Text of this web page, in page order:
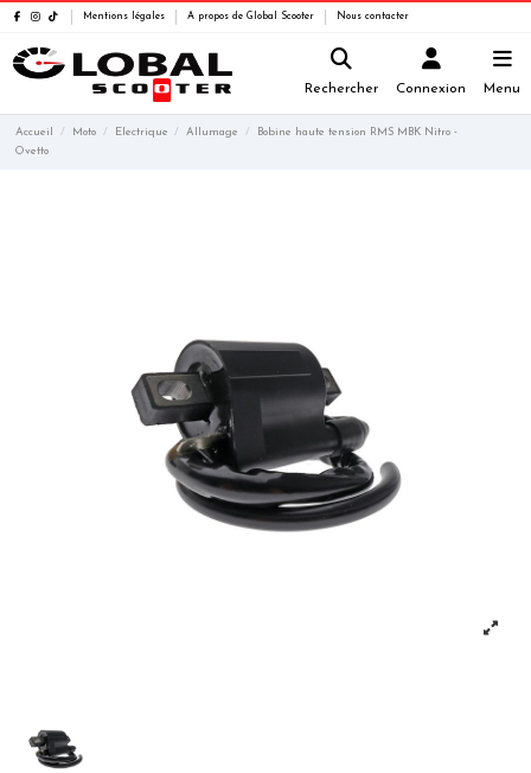
Mentions légales A propos de Global Scooter Nous contacter
Rechercher Connexion Menu
Accueil Moto Electrique Allumage
Bobine haute tension RMS MBK Nitro -
Ovetto